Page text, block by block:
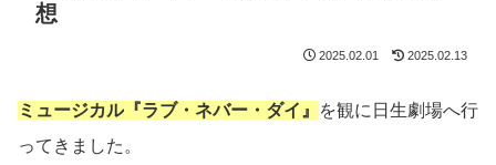
想
2025.02.01 2025.02.13
ミュージカル 『ラブ・ネバー・ダイ』
を観に日生劇場へ行
ってきました。